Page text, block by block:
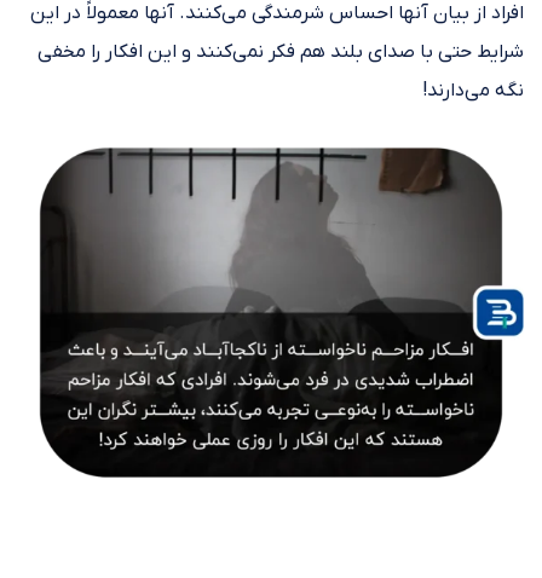
افراد از بیان آنها احساس شرمندگی می‌کنند. آنها معمولاً در این
شرایط حتی با صدای بلند هم فکر نمی‌کنند و این افکار را مخفی
نگه می‌دارند!